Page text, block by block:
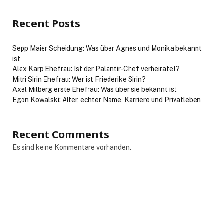
Recent Posts
Sepp Maier Scheidung: Was über Agnes und Monika bekannt
ist
Alex Karp Ehefrau: Ist der Palantir-Chef verheiratet?
Mitri Sirin Ehefrau: Wer ist Friederike Sirin?
Axel Milberg erste Ehefrau: Was über sie bekannt ist
Egon Kowalski: Alter, echter Name, Karriere und Privatleben
Recent Comments
Es sind keine Kommentare vorhanden.